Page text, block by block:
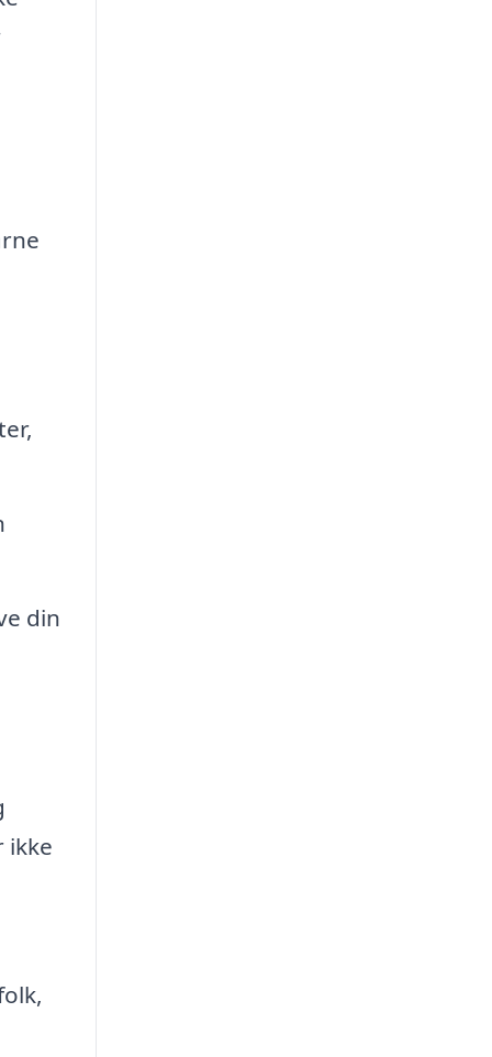
din
ikke